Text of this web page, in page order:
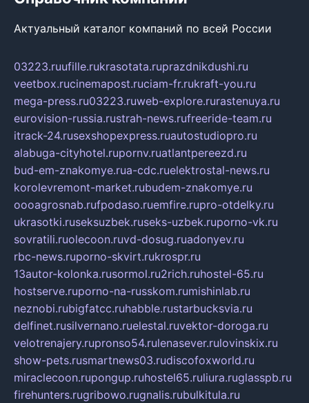
Актуальный каталог компаний по всей России
03223.ruufille.rukrasotata.ruprazdnikdushi.ru
veetbox.rucinemapost.ruciam-fr.rukraft-you.ru
mega-press.ru03223.ruweb-explore.rurastenuya.ru
eurovision-russia.rustrah-news.rufreeride-team.ru
itrack-24.rusexshopexpress.ruautostudiopro.ru
alabuga-cityhotel.rupornv.ruatlantpereezd.ru
bud-em-znakomye.rua-cdc.ruelektrostal-news.ru
korolevremont-market.rubudem-znakomye.ru
oooagrosnab.rufpodaso.ruemfire.rupro-otdelky.ru
ukrasotki.ruseksuzbek.ruseks-uzbek.ruporno-vk.ru
sovratili.ruolecoon.ruvd-dosug.ruadonyev.ru
rbc-news.ruporno-skvirt.rukrospr.ru
13autor-kolonka.rusormol.ru2rich.ruhostel-65.ru
hostserve.ruporno-na-russkom.rumishinlab.ru
neznobi.rubigfatcc.ruhabble.rustarbucksvia.ru
delfinet.rusilvernano.ruelestal.ruvektor-doroga.ru
velotrenajery.rupronso54.rulenasever.rulovinskix.ru
show-pets.rusmartnews03.rudiscofoxworld.ru
miraclecoon.rupongup.ruhostel65.ruliura.ruglasspb.ru
firehunters.rugribowo.rugnalis.rubulkitula.ru